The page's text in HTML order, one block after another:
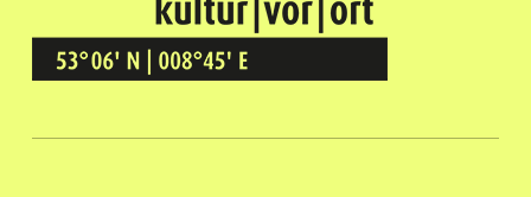
Kultur Vor Ort
BREMEN GRÖPELINGEN